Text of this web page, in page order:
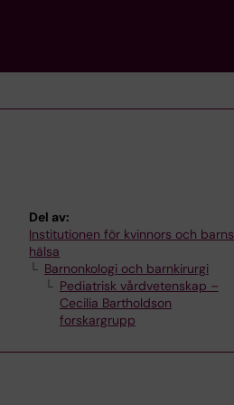
Del av:
Institutionen för kvinnors och barns
hälsa
Barnonkologi och barnkirurgi
Pediatrisk vårdvetenskap –
Cecilia Bartholdson
forskargrupp